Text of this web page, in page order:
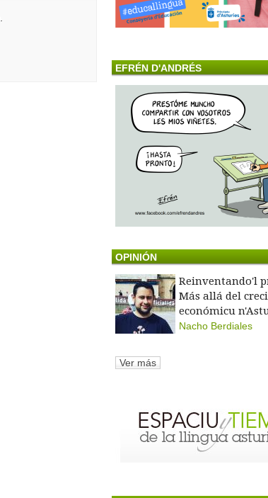
EFRÉN D'ANDRÉS
OPINIÓN
Reinventando'l
Más allá del
económicu
Nacho Berdiales
Ver más